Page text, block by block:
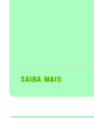
SAIBA MAIS